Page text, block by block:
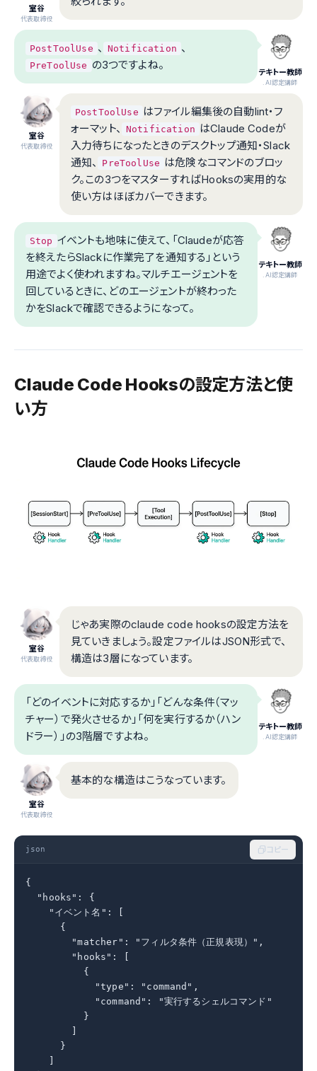
室谷
代表取締役
テキトー教師
.AI認定講師
PostToolUse 、 Notification 、
PreToolUse の3つですよね。
室谷
代表取締役
PostToolUse はファイル編集後の自動lint・フ
ォーマット、
Notification はClaude Codeが
入力待ちになったときのデスクトップ通知・Slack
通知、
PreToolUse は危険なコマンドのブロッ
ク。この3つをマスターすればHooksの実用的な
使い方はほぼカバーできます。
テキトー教師
.AI認定講師
Stop イベントも地味に使えて、「Claudeが応答
を終えたらSlackに作業完了を通知する」という
用途でよく使われますね。マルチエージェントを
回しているときに、どのエージェントが終わった
かをSlackで確認できるようになって。
Claude Code Hooksの設定方法と使
い方
室谷
代表取締役
じゃあ実際のclaude code hooksの設定方法を
見ていきましょう。設定ファイルはJSON形式で、
構造は3層になっています。
テキトー教師
.AI認定講師
「どのイベントに対応するか」「どんな条件（マッ
チャー）で発火させるか」「何を実行するか（ハン
ドラー）」の3階層ですよね。
室谷
代表取締役
基本的な構造はこうなっています。
json コピー
{
  "hooks": {
    "イベント名": [
      {
        "matcher": "フィルタ条件（正規表現）",
        "hooks": [
          {
            "type": "command",
            "command": "実行するシェルコマンド"
          }
      }